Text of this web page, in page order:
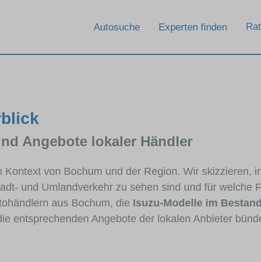
Autosuche Experten finden
Angebote lokaler Händler
von Bochum und der Region. Wir skizzieren,
und Umlandverkehr zu sehen sind und für welche
aus Bochum, die Isuzu-Modelle im Bestand
entsprechenden Angebote der lokalen Anbieter